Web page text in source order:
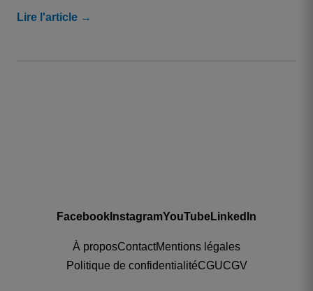
Lire l'article →
Facebook InstagramYouTubeLinkedIn
À proposContactMentions légales
Politique de confidentialitéCGUCGV